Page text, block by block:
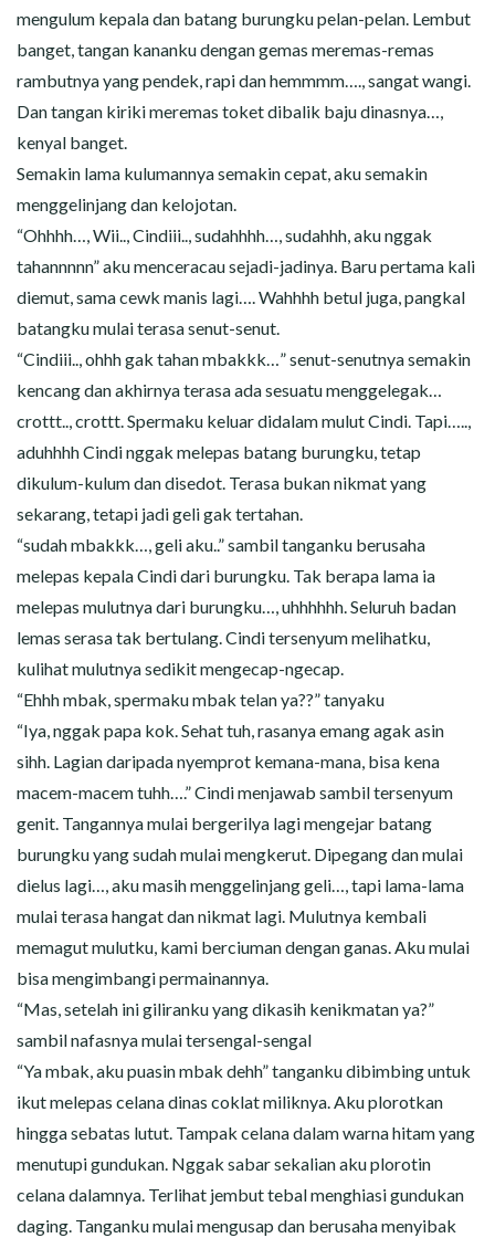
mengulum kepala dan batang burungku pelan-pelan. Lembut
banget, tangan kananku dengan gemas meremas-remas
rambutnya yang pendek, rapi dan hemmmm…., sangat wangi.
Dan tangan kiriki meremas toket dibalik baju dinasnya…,
kenyal banget.
Semakin lama kulumannya semakin cepat, aku semakin
menggelinjang dan kelojotan.
“Ohhhh…, Wii.., Cindiii.., sudahhhh…, sudahhh, aku nggak
tahannnnn” aku menceracau sejadi-jadinya. Baru pertama kali
diemut, sama cewk manis lagi…. Wahhhh betul juga, pangkal
batangku mulai terasa senut-senut.
“Cindiii.., ohhh gak tahan mbakkk…” senut-senutnya semakin
kencang dan akhirnya terasa ada sesuatu menggelegak…
crottt.., crottt. Spermaku keluar didalam mulut Cindi. Tapi…..,
aduhhhh Cindi nggak melepas batang burungku, tetap
dikulum-kulum dan disedot. Terasa bukan nikmat yang
sekarang, tetapi jadi geli gak tertahan.
“sudah mbakkk…, geli aku..” sambil tanganku berusaha
melepas kepala Cindi dari burungku. Tak berapa lama ia
melepas mulutnya dari burungku…, uhhhhhh. Seluruh badan
lemas serasa tak bertulang. Cindi tersenyum melihatku,
kulihat mulutnya sedikit mengecap-ngecap.
“Ehhh mbak, spermaku mbak telan ya??” tanyaku
“Iya, nggak papa kok. Sehat tuh, rasanya emang agak asin
sihh. Lagian daripada nyemprot kemana-mana, bisa kena
macem-macem tuhh….” Cindi menjawab sambil tersenyum
genit. Tangannya mulai bergerilya lagi mengejar batang
burungku yang sudah mulai mengkerut. Dipegang dan mulai
dielus lagi…, aku masih menggelinjang geli…, tapi lama-lama
mulai terasa hangat dan nikmat lagi. Mulutnya kembali
memagut mulutku, kami berciuman dengan ganas. Aku mulai
bisa mengimbangi permainannya.
“Mas, setelah ini giliranku yang dikasih kenikmatan ya?”
sambil nafasnya mulai tersengal-sengal
“Ya mbak, aku puasin mbak dehh” tanganku dibimbing untuk
ikut melepas celana dinas coklat miliknya. Aku plorotkan
hingga sebatas lutut. Tampak celana dalam warna hitam yang
menutupi gundukan. Nggak sabar sekalian aku plorotin
celana dalamnya. Terlihat jembut tebal menghiasi gundukan
daging. Tanganku mulai mengusap dan berusaha menyibak